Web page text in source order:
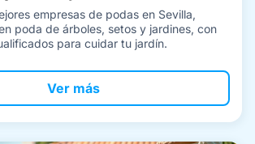
empresas de podas en Sevilla,
poda de árboles, setos y jardines, con
para cuidar tu jardín.
Ver más